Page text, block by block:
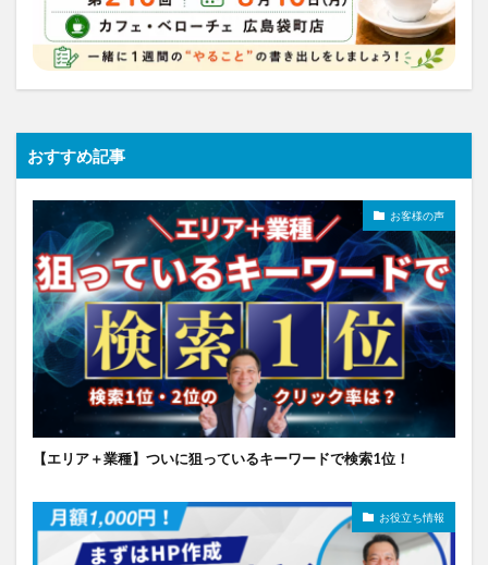
おすすめ記事
お客様の声
【エリア＋業種】ついに狙っているキーワードで検索1位！
お役立ち情報